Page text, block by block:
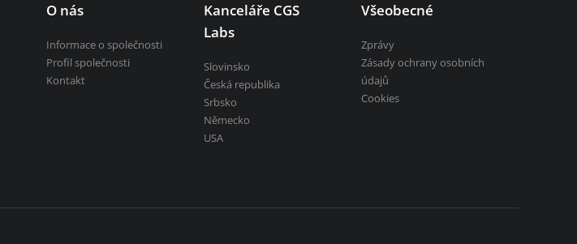
O nás
Informace o společnosti
Profil společnosti
Kontakt
Kanceláře CGS
Labs
Slovinsko
Česká republika
Srbsko
Německo
USA
Všeobecné
Zprávy
Zásady ochrany osobních
údajů
Cookies